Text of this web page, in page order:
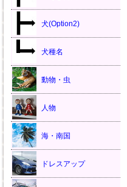
犬(Option2)
犬種名
動物・虫
人物
海・南国
ドレスアップ